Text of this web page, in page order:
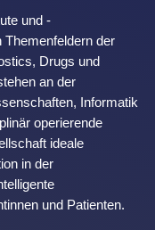
und -
Themenfeldern der
Drugs und
an der
Informatik
operierende
ideale
in der
und Patienten.